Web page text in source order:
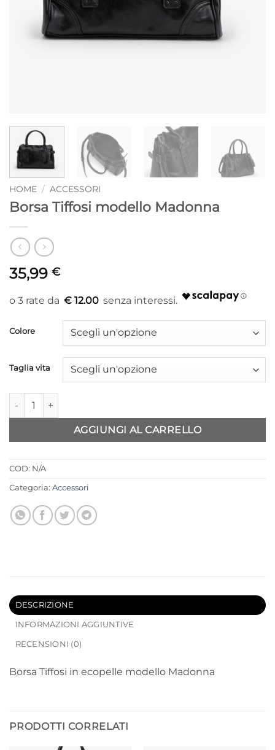
HOME / ACCESSORI
Borsa Tiffosi modello Madonna
35,99 €
€ 12.00
Colore
Taglia vita
Borsa Tiffosi modello Madonna quantità
AGGIUNGI AL CARRELLO
COD: N/A
Categoria: Accessori
DESCRIZIONE
INFORMAZIONI AGGIUNTIVE
RECENSIONI (0)
Borsa Tiffosi in ecopelle modello Madonna
PRODOTTI CORRELATI